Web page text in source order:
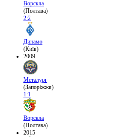
Ворскла
(Полтава)
2:2
Динамо
(Київ)
2009
Металург
(Запоріжжя)
1:1
Ворскла
(Полтава)
2015